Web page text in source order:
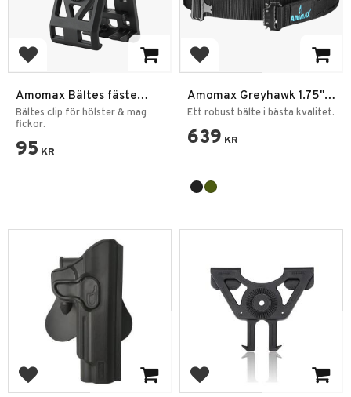
Add to favorites
Amomax Bältes fäste
Polymerhölster
Bältes clip för hölster & mag
fickor.
95 KR
Add to favorites
Amomax Greyhawk 1.75"
Dubbel Molle Bälte
Ett robust bälte i bästa kvalitet.
639 KR
Add to favorites Add to favorites